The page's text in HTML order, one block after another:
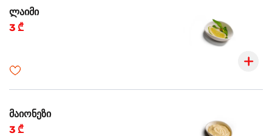
ლაიმი
3 ₾
მაიონეზი
3 ₾